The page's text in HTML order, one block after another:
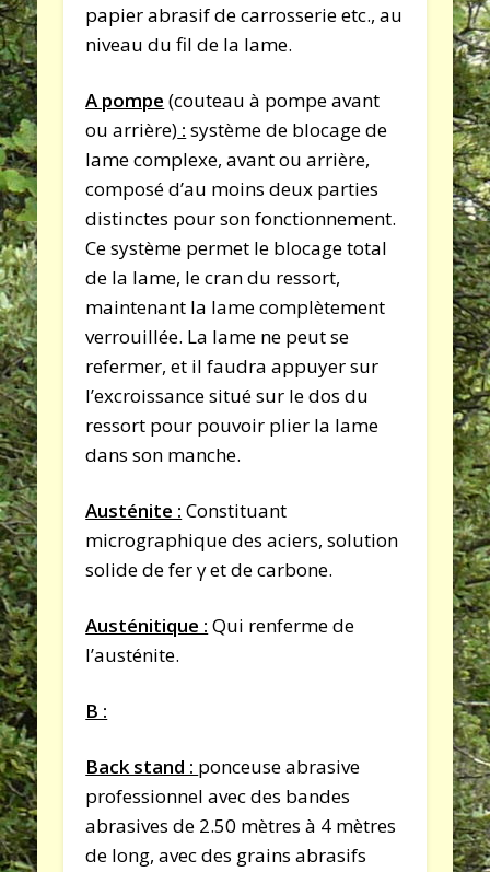
papier abrasif de carrosserie etc., au
niveau du fil de la lame.
A pompe (couteau à pompe avant
ou arrière) : système de blocage de
lame complexe, avant ou arrière,
composé d’au moins deux parties
distinctes pour son fonctionnement.
Ce système permet le blocage total
de la lame, le cran du ressort,
maintenant la lame complètement
verrouillée. La lame ne peut se
refermer, et il faudra appuyer sur
l’excroissance situé sur le dos du
ressort pour pouvoir plier la lame
dans son manche.
Austénite : Constituant
micrographique des aciers, solution
solide de fer γ et de carbone.
Austénitique : Qui renferme de
l’austénite.
B :
Back stand : ponceuse abrasive
professionnel avec des bandes
abrasives de 2.50 mètres à 4 mètres
de long, avec des grains abrasifs